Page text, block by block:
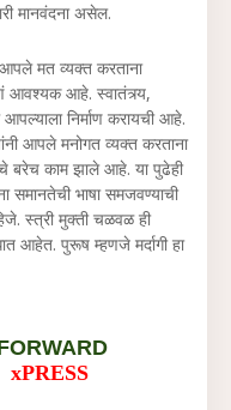
मानवंदना असेल.
आपले मत व्यक्त करताना
आवश्यक आहे. स्वातंत्र्य,
निर्माण करायची आहे.
आपले मनोगत व्यक्त करताना
बरेच काम झाले आहे. या पुढेही
समानतेची भाषा समजवण्याची
स्त्री मुक्ती चळवळ ही
आहेत. पुरूष म्हणजे मर्दागी हा